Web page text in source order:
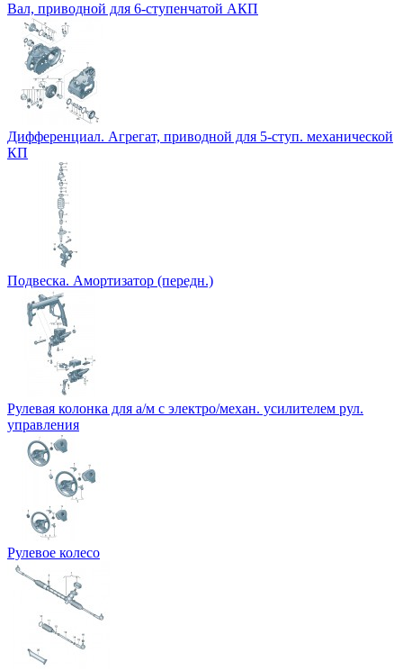
Вал, приводной для 6-ступенчатой АКП
Дифференциал. Агрегат, приводной для 5-ступ. механической
КП
Подвеска. Амортизатор (передн.)
Рулевая колонка для а/м с электро/механ. усилителем рул.
управления
Рулевое колесо